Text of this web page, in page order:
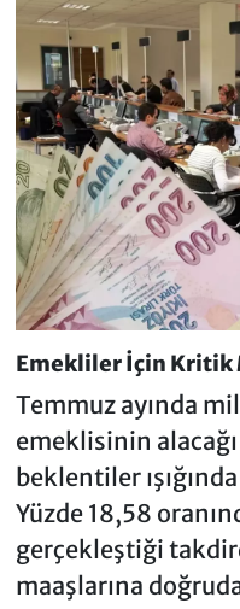
Emekliler İçin Kritik
Temmuz ayında
emeklisinin
beklentiler
Yüzde 18,58
gerçekleştiği
maaşlarına